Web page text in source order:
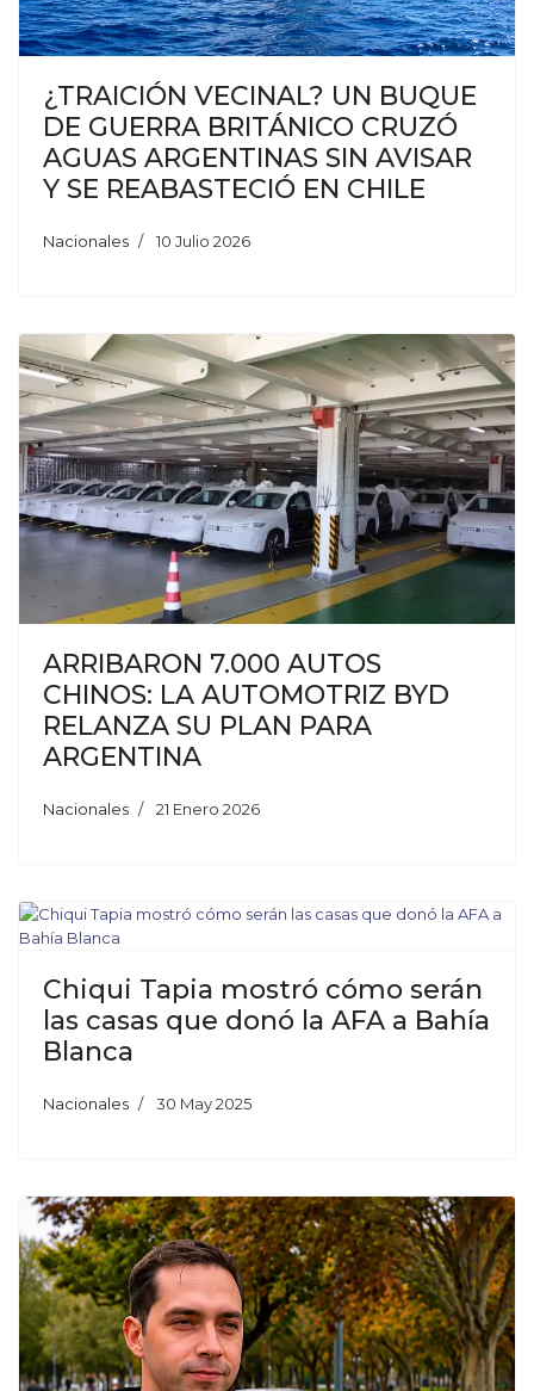
¿TRAICIÓN VECINAL? UN BUQUE
DE GUERRA BRITÁNICO CRUZÓ
AGUAS ARGENTINAS SIN AVISAR
Y SE REABASTECIÓ EN CHILE
Nacionales 10 Julio 2026
ARRIBARON 7.000 AUTOS
CHINOS: LA AUTOMOTRIZ BYD
RELANZA SU PLAN PARA
ARGENTINA
Nacionales 21 Enero 2026
Chiqui Tapia mostró cómo serán
las casas que donó la AFA a Bahía
Blanca
Nacionales 30 May 2025